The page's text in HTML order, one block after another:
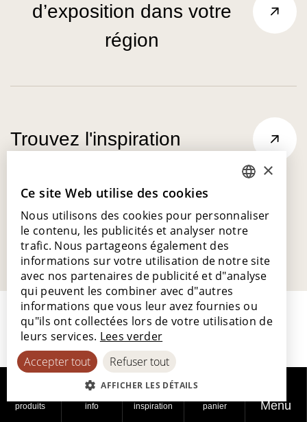
produits info inspiration panier Menu
d’exposition dans votre
région
Trouvez l'inspiration
Lamett Europe SA
8540 Deerlijk
ENGLISH
FRENCH
SPANISH
×
Ce site Web utilise des cookies
Nous utilisons des cookies pour personnaliser
le contenu, les publicités et analyser notre
trafic. Nous partageons également des
informations sur votre utilisation de notre site
avec nos partenaires de publicité et d"analyse
qui peuvent les combiner avec d"autres
informations que vous leur avez fournies ou
qu"ils ont collectées lors de votre utilisation de
leurs services. Lees verder
Accepter tout
Refuser tout
AFFICHER LES DÉTAILS